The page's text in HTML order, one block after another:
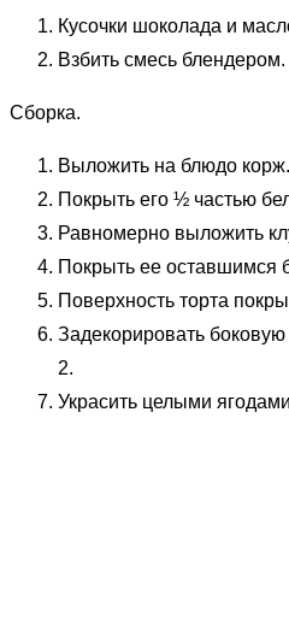
Кусочки шоколада и
Взбить смесь блендером.
Сборка.
Выложить на блюдо корж.
Покрыть его ½ частью
Равномерно выложить
Покрыть ее оставшимся
Поверхность торта
Задекорировать
2.
Украсить целыми